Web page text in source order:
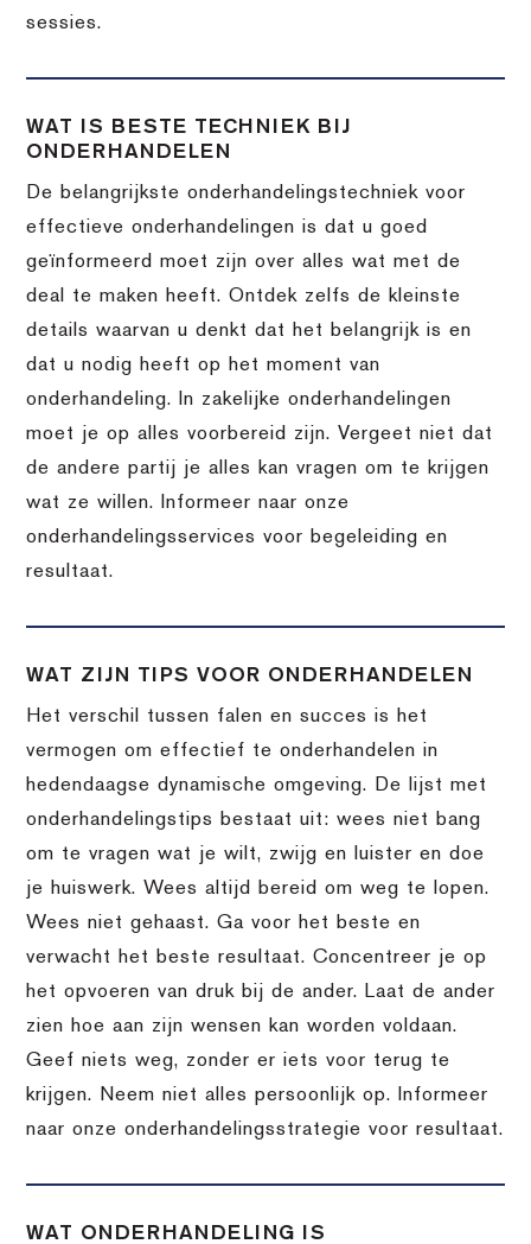
sessies.
WAT IS BESTE TECHNIEK BIJ
ONDERHANDELEN
De belangrijkste onderhandelingstechniek voor
effectieve onderhandelingen is dat u goed
geïnformeerd moet zijn over alles wat met de
deal te maken heeft. Ontdek zelfs de kleinste
details waarvan u denkt dat het belangrijk is en
dat u nodig heeft op het moment van
onderhandeling. In zakelijke onderhandelingen
moet je op alles voorbereid zijn. Vergeet niet dat
de andere partij je alles kan vragen om te krijgen
wat ze willen. Informeer naar onze
onderhandelingsservices voor begeleiding en
resultaat.
WAT ZIJN TIPS VOOR ONDERHANDELEN
Het verschil tussen falen en succes is het
vermogen om effectief te onderhandelen in
hedendaagse dynamische omgeving. De lijst met
onderhandelingstips bestaat uit: wees niet bang
om te vragen wat je wilt, zwijg en luister en doe
je huiswerk. Wees altijd bereid om weg te lopen.
Wees niet gehaast. Ga voor het beste en
verwacht het beste resultaat. Concentreer je op
het opvoeren van druk bij de ander. Laat de ander
zien hoe aan zijn wensen kan worden voldaan.
Geef niets weg, zonder er iets voor terug te
krijgen. Neem niet alles persoonlijk op. Informeer
naar onze onderhandelingsstrategie voor resultaat.
WAT ONDERHANDELING IS